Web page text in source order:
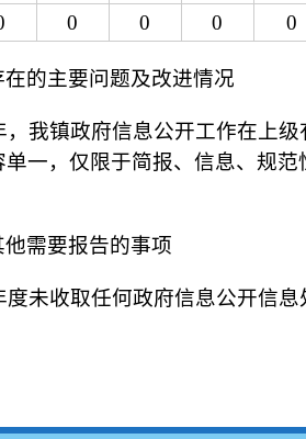
0 0 0 0
在的主要问题及改进情况
，我镇政府信息公开工作在上
单一，仅限于简报、信息、规范
他需要报告的事项
度未收取任何政府信息公开信